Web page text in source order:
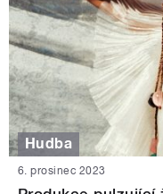
Hudba
6. prosinec 2023